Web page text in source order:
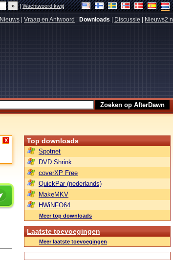
|Wachtwoord kwijt
Nieuws Vraag en Antwoord Downloads Discussie Nieuws2.nl
X Top downloads
Spotnet
DVD Shrink
coverXP Free
QuickPar (nederlands)
MakeMKV
HWiNFO64
Meer top downloads
Laatste toevoegingen
Meer laatste toevoegingen